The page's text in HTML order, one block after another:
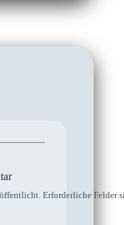
Erforderliche Felder